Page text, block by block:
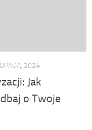
2024
Jak
o Twoje